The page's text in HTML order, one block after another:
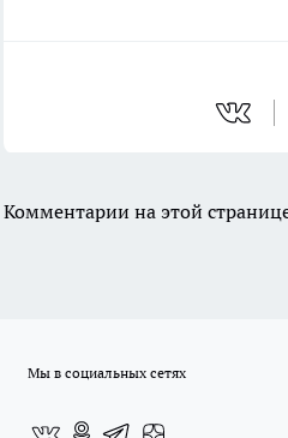
Комментарии на этой
Мы в социальных сетях